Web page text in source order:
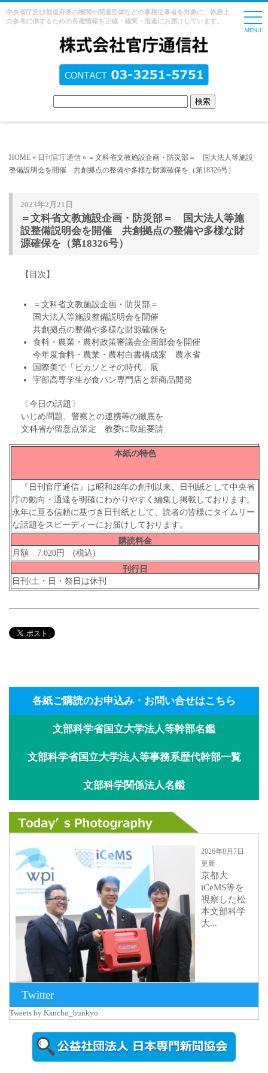
中央省庁及び都道府県の機関や関連団体などの事務従事者を対象に、執務上
の参考に供するための各種情報を正確・確実・迅速にお届けしています。
HOME » 日刊官庁通信 » ＝文科省文教施設企画・防災部＝ 国大法人等施設
整備説明会を開催 共創拠点の整備や多様な財源確保を（第18326号）
2023年2月21日
＝文科省文教施設企画・防災部＝ 国大法人等施
設整備説明会を開催 共創拠点の整備や多様な財
源確保を（第18326号）
【目次】
＝文科省文教施設企画・防災部＝
国大法人等施設整備説明会を開催
共創拠点の整備や多様な財源確保を
食料・農業・農村政策審議会企画部会を開催
今年度食料・農業・農村白書構成案 農水省
国際美で「ピカソとその時代」展
宇部高専学生が食パン専門店と新商品開発
〔今日の話題〕
いじめ問題、警察との連携等の徹底を
文科省が留意点策定 教委に取組要請
本紙の特色
『日刊官庁通信』は昭和28年の創刊以来、日刊紙として中央省
庁の動向・通達を明確にわかりやすく編集し掲載しております。
永年に亘る信頼に基づき日刊紙として、読者の皆様にタイムリー
な話題をスピーディーにお届けしております。
購読料金
月額 7.020円 (税込)
刊行日
日刊/土・日・祭日は休刊
各紙ご購読のお申込み・お問い合せはこちら
文部科学省国立大学法人等幹部名鑑
文部科学省国立大学法人等事務系歴代幹部一覧
文部科学関係法人名鑑
2026年8月7日
更新
京都大
iCeMS等を
視察した松
本文部科学
大...
2026年8月5日
更新
農工大で大
Twitter
Tweets by Kancho_bunkyo